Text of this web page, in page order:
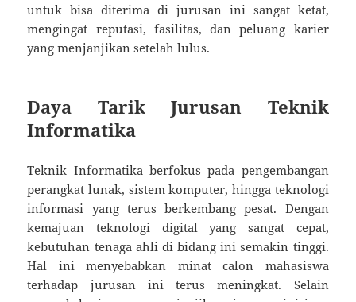
untuk bisa diterima di jurusan ini sangat ketat,
mengingat reputasi, fasilitas, dan peluang karier
yang menjanjikan setelah lulus.
Daya Tarik Jurusan Teknik
Informatika
Teknik Informatika berfokus pada pengembangan
perangkat lunak, sistem komputer, hingga teknologi
informasi yang terus berkembang pesat. Dengan
kemajuan teknologi digital yang sangat cepat,
kebutuhan tenaga ahli di bidang ini semakin tinggi.
Hal ini menyebabkan minat calon mahasiswa
terhadap jurusan ini terus meningkat. Selain